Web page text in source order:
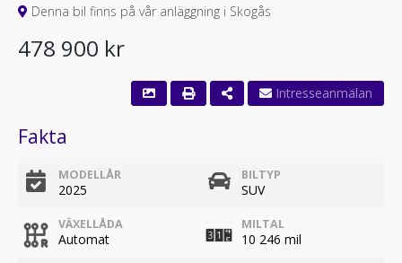
Denna bil finns på vår anläggning i Skogås
478 900 kr
Fakta
MODELLÅR
2025
BILTYP
SUV
VÄXELLÅDA
Automat
MILTAL
10 246 mil